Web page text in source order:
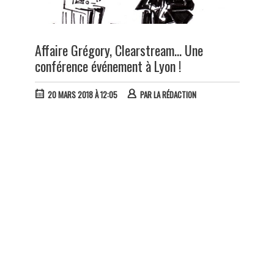
Affaire Grégory, Clearstream… Une
conférence événement à Lyon !
20 MARS 2018 À 12:05 PARLA RÉDACTION